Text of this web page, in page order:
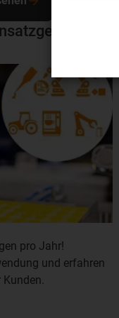
pro Jahr!
und erfahren